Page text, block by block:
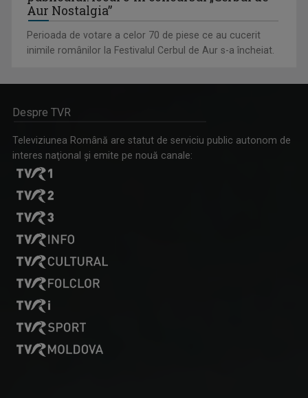
Aur Nostalgia”
Perioada de votare a celor 70 de piese ce au cucerit
inimile românilor la Festivalul Cerbul de Aur s-a încheiat.
Despre TVR
Televiziunea Română are statut de serviciu public autonom de
interes naţional şi emite pe nouă canale: